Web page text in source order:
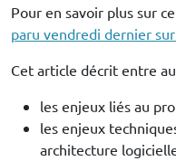
Pour en savoir plus sur
paru vendredi dernier
Cet article décrit entre
les enjeux liés au
les enjeux
architecture